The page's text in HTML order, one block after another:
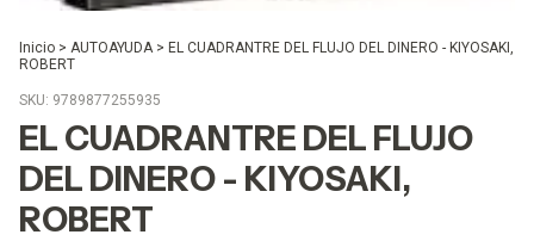
Inicio > AUTOAYUDA > EL CUADRANTRE DEL FLUJO DEL DINERO - KIYOSAKI,
ROBERT
SKU: 9789877255935
EL CUADRANTRE DEL FLUJO
DEL DINERO - KIYOSAKI,
ROBERT